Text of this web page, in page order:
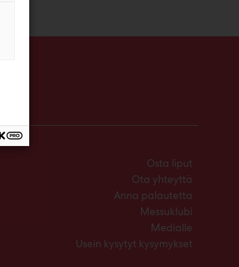
Osta liput
Ota yhteyttä
Anna palautetta
Messuklubi
Medialle
Usein kysytyt kysymykset